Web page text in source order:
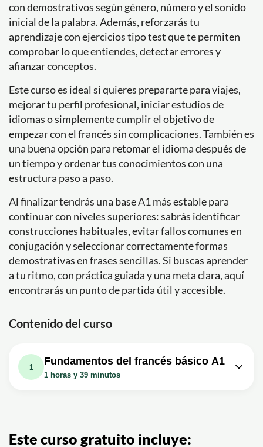
con demostrativos según género, número y el sonido
inicial de la palabra. Además, reforzarás tu
aprendizaje con ejercicios tipo test que te permiten
comprobar lo que entiendes, detectar errores y
afianzar conceptos.
Este curso es ideal si quieres prepararte para viajes,
mejorar tu perfil profesional, iniciar estudios de
idiomas o simplemente cumplir el objetivo de
empezar con el francés sin complicaciones. También es
una buena opción para retomar el idioma después de
un tiempo y ordenar tus conocimientos con una
estructura paso a paso.
Al finalizar tendrás una base A1 más estable para
continuar con niveles superiores: sabrás identificar
construcciones habituales, evitar fallos comunes en
conjugación y seleccionar correctamente formas
demostrativas en frases sencillas. Si buscas aprender
a tu ritmo, con práctica guiada y una meta clara, aquí
encontrarás un punto de partida útil y accesible.
Contenido del curso
1
Fundamentos del francés básico A1
1 horas y 39 minutos
A1 (Para Principiantes)
Este curso gratuito incluye: